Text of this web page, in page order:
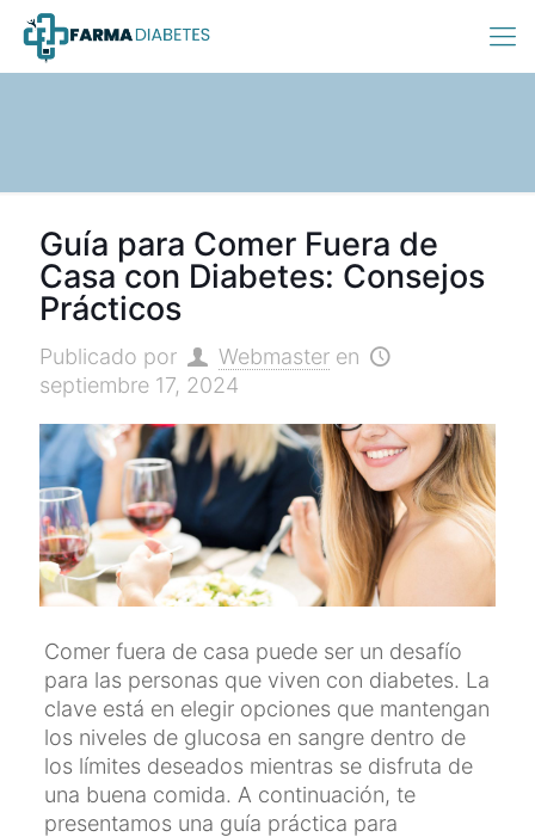
Guía para Comer Fuera de
Casa con Diabetes: Consejos
Prácticos
Publicado por Webmaster en
septiembre 17, 2024
Comer fuera de casa puede ser un desafío
para las personas que viven con diabetes. La
clave está en elegir opciones que mantengan
los niveles de glucosa en sangre dentro de
los límites deseados mientras se disfruta de
una buena comida. A continuación, te
presentamos una guía práctica para